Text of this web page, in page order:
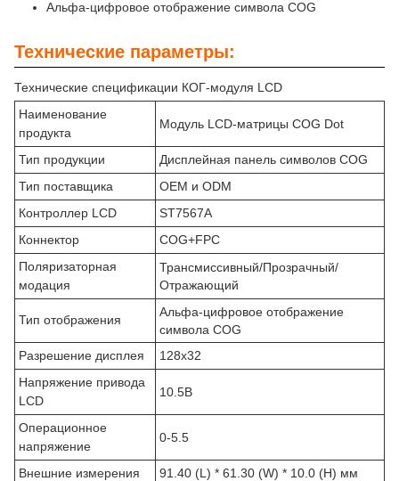
Альфа-цифровое отображение символа COG
Технические параметры:
Технические спецификации КОГ-модуля LCD
Наименование
продукта
Модуль LCD-матрицы COG Dot
Тип продукции
Дисплейная панель символов COG
Тип поставщика
OEM и ODM
Контроллер LCD
ST7567A
Коннектор
COG+FPC
Поляризаторная
модация
Трансмиссивный/Прозрачный/
Отражающий
Тип отображения
Альфа-цифровое отображение
символа COG
Разрешение дисплея
128х32
Напряжение привода
LCD
10.5В
Операционное
напряжение
0-5.5
Внешние измерения
91.40 (L) * 61.30 (W) * 10.0 (H) мм